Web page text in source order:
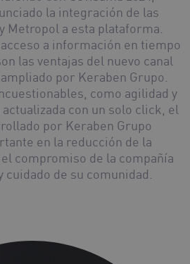
la integración de las
Metropol a esta plataforma.
a información en tiempo
las ventajas del nuevo canal
por Keraben Grupo.
como agilidad y
con un solo click, el
por Keraben Grupo
en la reducción de la
compromiso de la compañía
de su comunidad.